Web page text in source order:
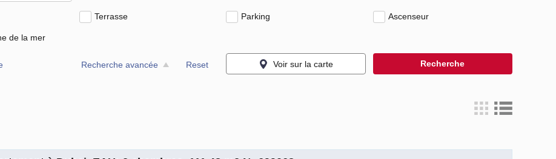
Terrasse Parking Ascenseur
de la mer
Recherche avancée Reset Voir sur la carte Recherche